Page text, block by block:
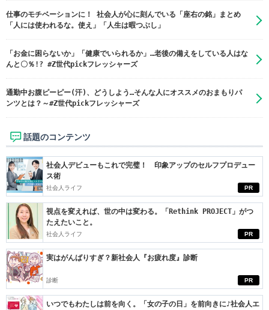
仕事のモチベーションに！ 社会人が心に刻んでいる「座右の銘」まとめ
「人には使われるな。使え」「人生は暇つぶし」
「お金に困らないか」「健康でいられるか」…老後の備えをしている人はな
んと〇％!? #Z世代pickフレッシャーズ
通勤中お腹ピーピー(汗)、どうしよう…そんな人にオススメのおまもりパ
ンツとは？～#Z世代pickフレッシャーズ
話題のコンテンツ
PR
社会人デビューもこれで完璧！ 印象アップのセルフプロデュー
ス術
社会人ライフ
PR
視点を変えれば、世の中は変わる。「Rethink PROJECT」がつ
たえたいこと。
社会人ライフ
PR
実はがんばりすぎ？新社会人『お疲れ度』診断
診断
いつでもわたしは前を向く。「女の子の日」を前向きに♪社会人エ